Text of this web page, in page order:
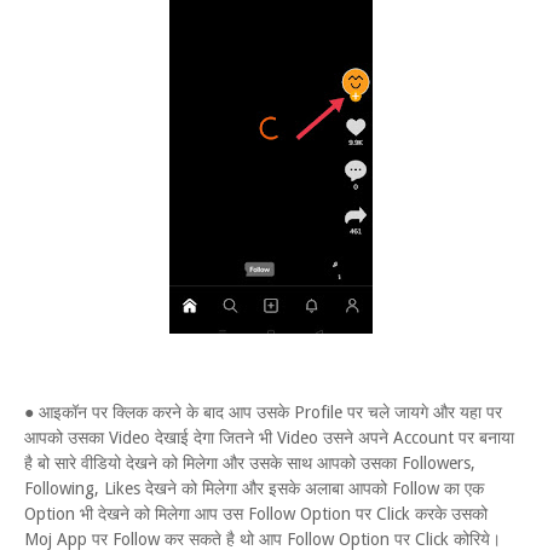
● आइकॉन पर क्लिक करने के बाद आप उसके Profile पर चले जायगे और यहा पर
आपको उसका Video देखाई देगा जितने भी Video उसने अपने Account पर बनाया
है बो सारे वीडियो देखने को मिलेगा और उसके साथ आपको उसका Followers,
Following, Likes देखने को मिलेगा और इसके अलाबा आपको Follow का एक
Option भी देखने को मिलेगा आप उस Follow Option पर Click करके उसको
Moj App पर Follow कर सकते है थो आप Follow Option पर Click कोरिये।